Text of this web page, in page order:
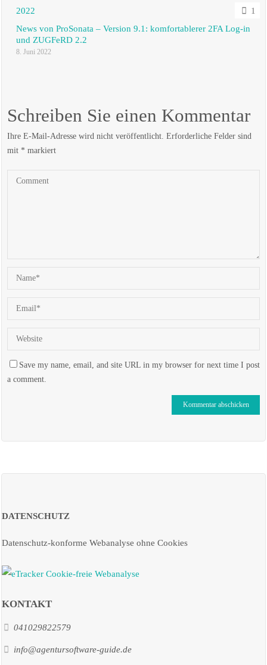
1
News von ProSonata – Version 9.1: komfortablerer 2FA Log-in
und ZUGFeRD 2.2
8. Juni 2022
Schreiben Sie einen Kommentar
Ihre E-Mail-Adresse wird nicht veröffentlicht. Erforderliche Felder sind
mit * markiert
Save my name, email, and site URL in my browser for next time I post
a comment.
DATENSCHUTZ
Datenschutz-konforme Webanalyse ohne Cookies
KONTAKT
041029822579
info@agentursoftware-guide.de